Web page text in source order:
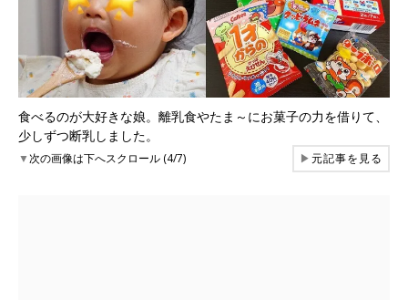
食べるのが大好きな娘。離乳食やたま～にお菓子の力を借りて、
少しずつ断乳しました。
▼次の画像は下へスクロール (4/7) ▶元記事を見る